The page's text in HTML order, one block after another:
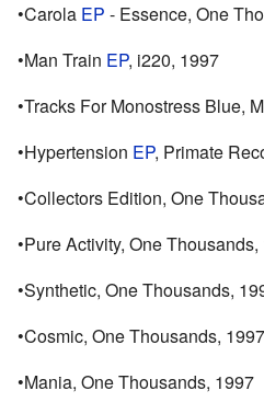
•Carola EP - Essence, One
•Man Train EP, i220, 1997
•Tracks For Monostress Blue,
•Hypertension EP, Primate
•Collectors Edition, One
•Pure Activity, One
•Synthetic, One Thousands,
•Cosmic, One Thousands, 1997
•Mania, One Thousands, 1997